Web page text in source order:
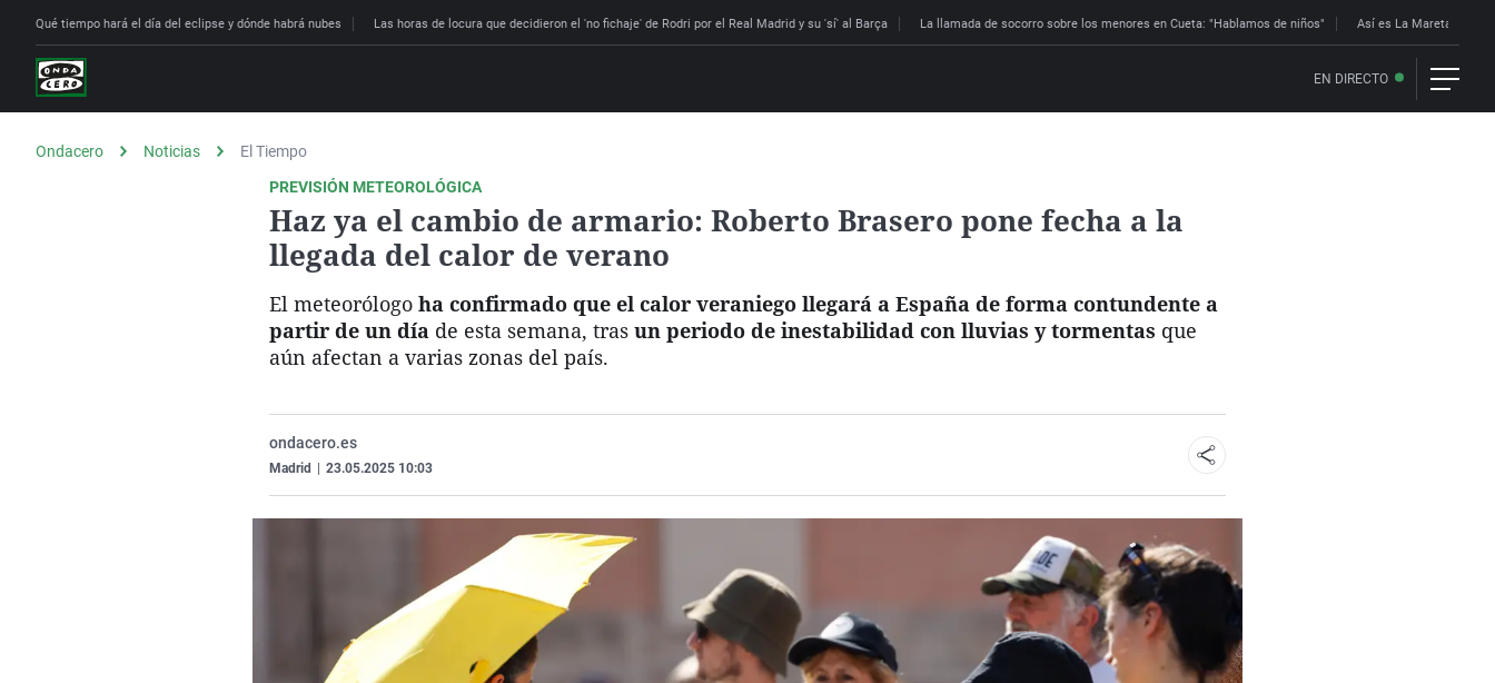
Qué tiempo hará el día del eclipse y dónde habrá nubes Las horas de locura que decidieron el 'no fichaje' de Rodri por el Real Madrid y su 'sí' al Barça La llamada de socorro sobre los menores en Cueta: "Hablamos de niños" Así es La Mareta: la
EN DIRECTO
Ondacero Noticias
El Tiempo
PREVISIÓN METEOROLÓGICA
Haz ya el cambio de armario: Roberto Brasero pone fecha a la
llegada del calor de verano
El meteorólogo ha confirmado que el calor veraniego llegará a España de forma contundente a
partir de un día de esta semana, tras un periodo de inestabilidad con lluvias y tormentas que
aún afectan a varias zonas del país.
ondacero.es
Madrid 23.05.2025 10:03